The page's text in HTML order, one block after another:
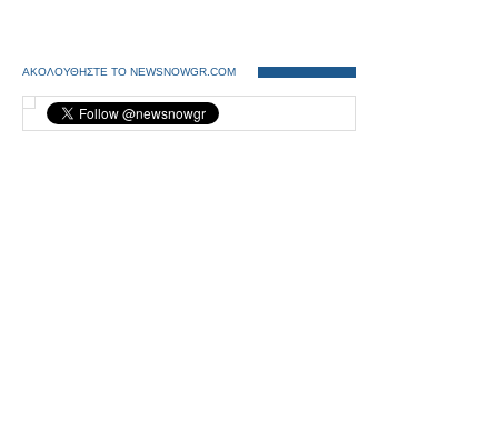
ΑΚΟΛΟΥΘΗΣΤΕ ΤΟ NEWSNOWGR.COM